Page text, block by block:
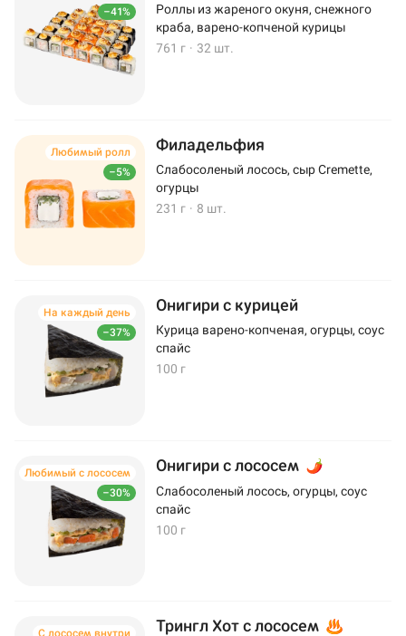
–41%
Роллы из жареного окуня, снежного
краба, варено-копченой курицы
761 г · 32 шт.
–5%
Любимый ролл Филадельфия
Слабосоленый лосось, сыр Cremette,
огурцы
231 г · 8 шт.
–37%
На каждый день Онигири с курицей
Курица варено-копченая, огурцы, соус
спайс
100 г
–30%
Любимый с лососем Онигири с лососем
Слабосоленый лосось, огурцы, соус
спайс
100 г
С лососем внутри Трингл Хот с лососем